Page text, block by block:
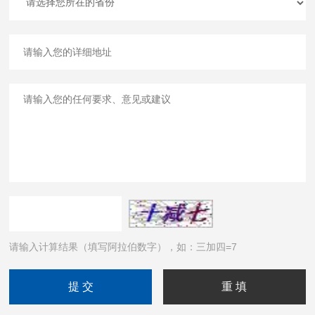
请输入计算结果（填写阿拉伯数字），如：三加四=7